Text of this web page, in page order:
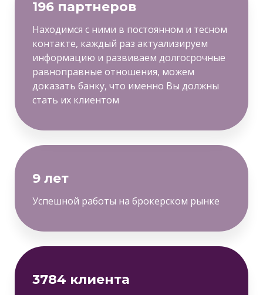
196 партнеров
Находимся с ними в постоянном и тесном
контакте, каждый раз актуализируем
информацию и развиваем долгосрочные
равноправные отношения, можем
доказать банку, что именно Вы должны
стать их клиентом
9 лет
Успешной работы на брокерском рынке
3784 клиента